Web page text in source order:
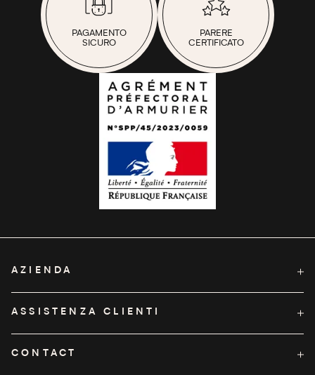
PAGAMENTO
SICURO
PARERE
CERTIFICATO
AZIENDA
ASSISTENZA CLIENTI
CONTACT